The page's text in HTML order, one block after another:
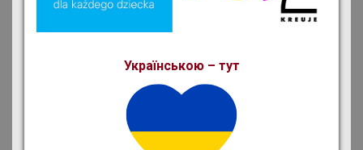
Українською – тут